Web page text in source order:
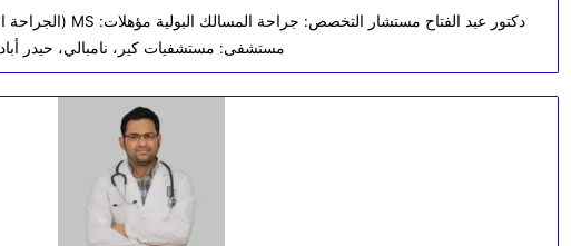
مستشفى: مستشفيات كير، نامبالي، حيدر أباد